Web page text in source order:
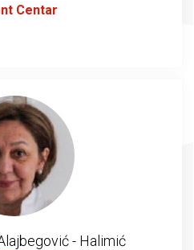
Centar
- Halimić